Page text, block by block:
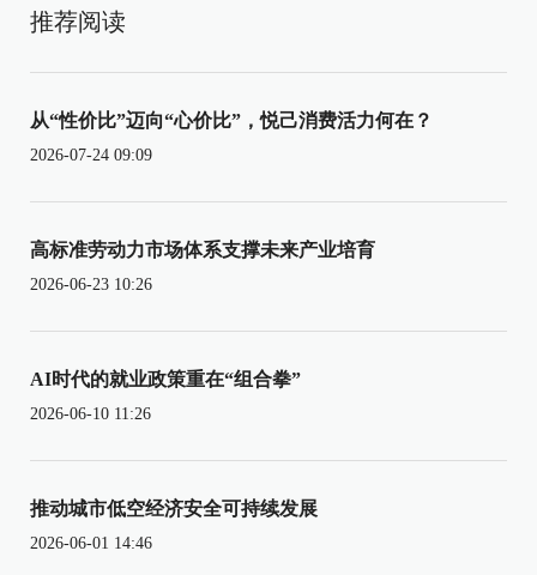
推荐阅读
从“性价比”迈向“心价比”，悦己消费活力何在？
2026-07-24 09:09
高标准劳动力市场体系支撑未来产业培育
2026-06-23 10:26
AI时代的就业政策重在“组合拳”
2026-06-10 11:26
推动城市低空经济安全可持续发展
2026-06-01 14:46